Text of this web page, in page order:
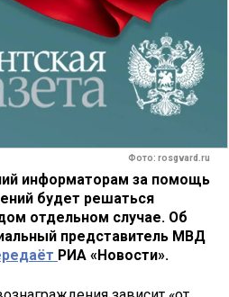
Фото: rosgvard.ru
информаторам за помощь
будет решаться
отдельном случае. Об
представитель МВД
РИА «Новости».